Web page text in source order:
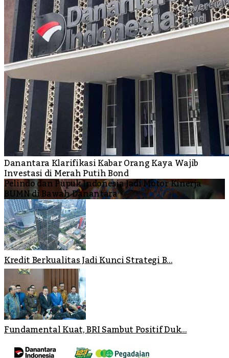
Danantara Klarifikasi Kabar Orang Kaya Wajib
Investasi di Merah Putih Bond
Pelindo dan Pupuk Indonesia Jadi Motor Kinerja
BUMN di Bawah Danantara
Kredit Berkualitas Jadi Kunci Strategi B...
Fundamental Kuat, BRI Sambut Positif Duk...